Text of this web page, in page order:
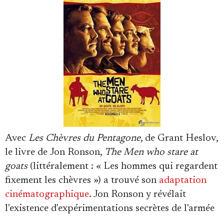
Faire un don
Demander à Vera
Avec Les Chèvres du Pentagone, de Grant Heslov,
le livre de Jon Ronson, The Men who stare at
goats(littéralement : « Les hommes qui regardent
fixement les chèvres ») a trouvé son adaptation
cinématographique. Jon Ronson y révélait
l'existence d'expérimentations secrètes de l'armée